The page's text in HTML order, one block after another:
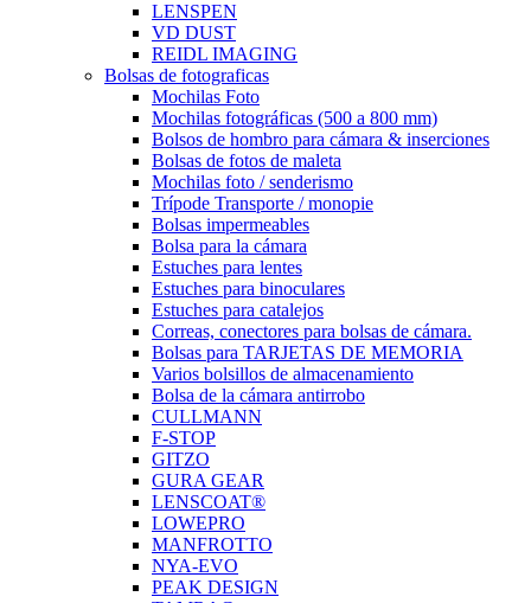
LENSPEN
VD DUST
REIDL IMAGING
Bolsas de fotograficas
Mochilas Foto
Mochilas fotográficas (500 a 800 mm)
Bolsos de hombro para cámara & inserciones
Bolsas de fotos de maleta
Mochilas foto / senderismo
Trípode Transporte / monopie
Bolsas impermeables
Bolsa para la cámara
Estuches para lentes
Estuches para binoculares
Estuches para catalejos
Correas, conectores para bolsas de cámara.
Bolsas para TARJETAS DE MEMORIA
Varios bolsillos de almacenamiento
Bolsa de la cámara antirrobo
CULLMANN
F-STOP
GITZO
GURA GEAR
LENSCOAT®
LOWEPRO
MANFROTTO
NYA-EVO
PEAK DESIGN